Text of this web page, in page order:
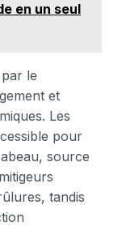
en un seul
le
et
Les
pour
source
tandis